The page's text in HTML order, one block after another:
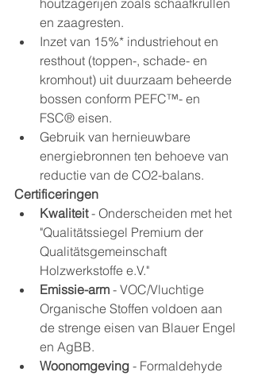
houtzagerijen zoals schaafkrullen
en zaagresten.
Inzet van 15%* industriehout en
resthout (toppen-, schade- en
kromhout) uit duurzaam beheerde
bossen conform PEFC™- en
FSC® eisen.
Gebruik van hernieuwbare
energiebronnen ten behoeve van
reductie van de CO2-balans.
Certificeringen
Kwaliteit - Onderscheiden met het
"Qualitätssiegel Premium der
Qualitätsgemeinschaft
Holzwerkstoffe e.V."
Emissie-arm - VOC/Vluchtige
Organische Stoffen voldoen aan
de strenge eisen van Blauer Engel
en AgBB.
Woonomgeving - Formaldehyde